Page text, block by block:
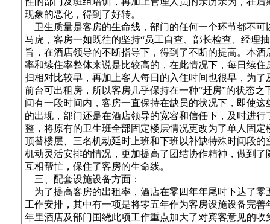
现象的恶化，得到了好转。
卫生质量是客房的生命线，部门的任何一个环节都不可
马虎，客房一如既往的坚持“员工自查、部长检查、经理
旨，在酒店领导的不断指导下，得到了不断的提高。本酒
率和续住率整体来说是比较高的，在此情况下，每日续住
扫相对比较早，再加上客人每日的入住时间也很早，为了
前台可出租房，所以客房几乎保持在一种“赶房”的状态之
间有一段时间内，客房一直保持在缺员的状况下，即使这
的出现，部门还是在酒店领导的宽容和信任下，及时进行
整，将原有的卫生班全部固定楼层情况更改为了单人固定
顶替楼层、三名机动延时上班和下班以补缺特殊时间段的
机动灵活安排的情况，更加提高了团结协作精神，做到了
互相帮忙，保住了客房的生命线。
三、配套设施设备方面：
为了提高客房的出租率，酒店在零四年年尾时下达了零
工作安排，其中有一项是将零五年作为客房设施设备完善
年里酒店及部门围绕此项工作重点加大了对宾客意见的收